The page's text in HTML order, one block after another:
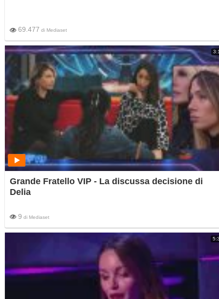
69.477 di Mediaset
Grande Fratello VIP - La discussa decisione di
Delia
9 di Mediaset